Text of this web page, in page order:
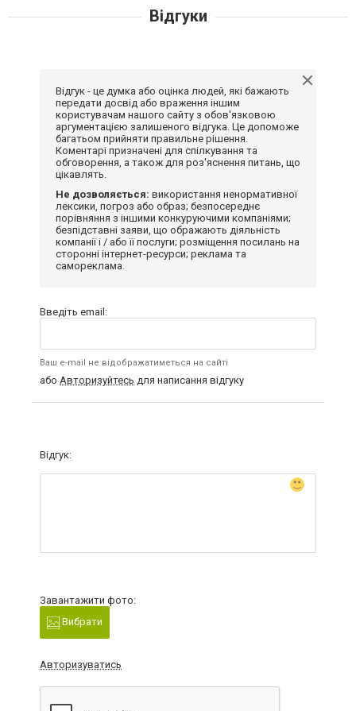
Відгуки
Відгук - це думка або оцінка людей, які бажають
передати досвід або враження іншим
користувачам нашого сайту з обов'язковою
аргументацією залишеного відгука. Це допоможе
багатьом прийняти правильне рішення.
Коментарі призначені для спілкування та
обговорення, а також для роз'яснення питань, що
цікавлять.
Не дозволяється: використання ненормативної
лексики, погроз або образ; безпосереднє
порівняння з іншими конкуруючими компаніями;
безпідставні заяви, що ображають діяльність
компанії і / або її послуги; розміщення посилань на
сторонні інтернет-ресурси; реклама та
самореклама.
Введіть email:
Ваш e-mail не відображатиметься на сайті
або Авторизуйтесь для написання відгуку
Відгук:
Завантажити фото:
Вибрати
Авторизуватись